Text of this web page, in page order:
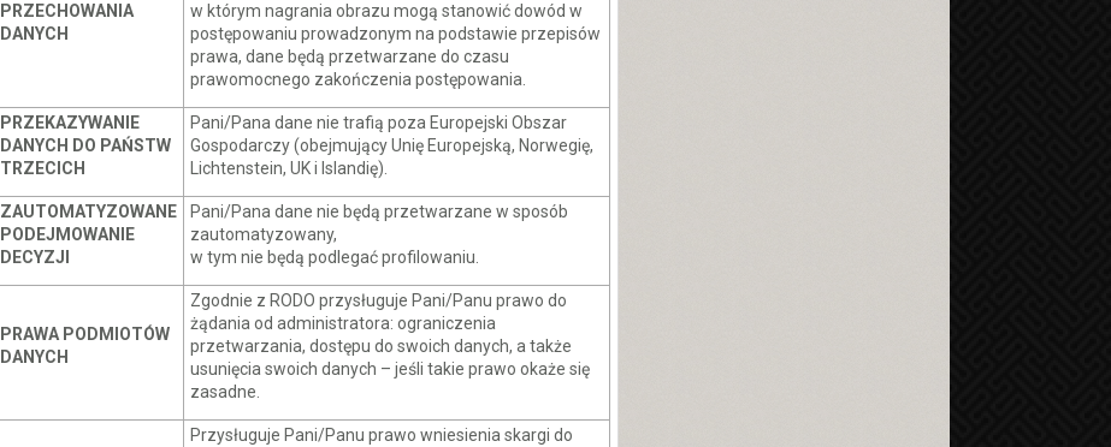
PRZECHOWANIA
DANYCH
w którym nagrania obrazu mogą stanowić dowód w
postępowaniu prowadzonym na podstawie przepisów
prawa, dane będą przetwarzane do czasu
prawomocnego zakończenia postępowania.
PRZEKAZYWANIE
DANYCH DO PAŃSTW
TRZECICH
Pani/Pana dane nie trafią poza Europejski Obszar
Gospodarczy (obejmujący Unię Europejską, Norwegię,
Lichtenstein, UK i Islandię).
ZAUTOMATYZOWANE
PODEJMOWANIE
DECYZJI
Pani/Pana dane nie będą przetwarzane w sposób
zautomatyzowany,
w tym nie będą podlegać profilowaniu.
PRAWA PODMIOTÓW
DANYCH
Zgodnie z RODO przysługuje Pani/Panu prawo do
żądania od administratora: ograniczenia
przetwarzania, dostępu do swoich danych, a także
usunięcia swoich danych – jeśli takie prawo okaże się
zasadne.
Przysługuje Pani/Panu prawo wniesienia skargi do